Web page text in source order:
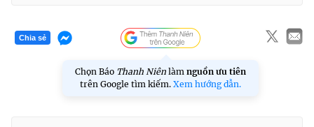
Chia sẻ
Chọn Báo Thanh Niên làm nguồn ưu tiên
trên Google tìm kiếm. Xem hướng dẫn.